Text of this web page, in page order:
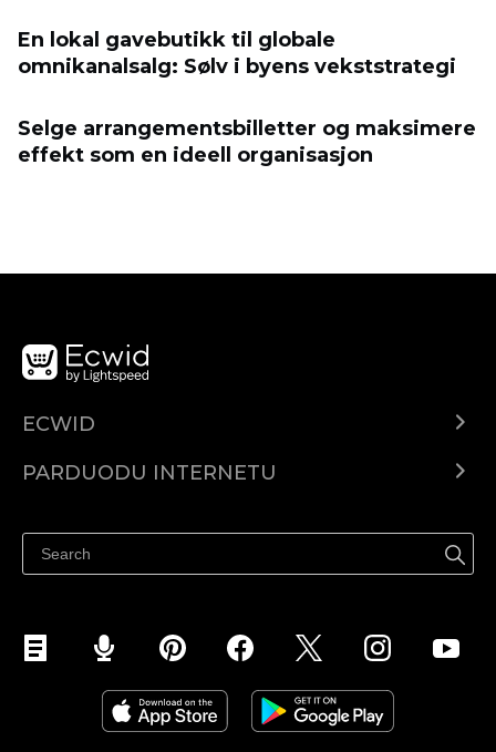
En lokal gavebutikk til globale
omnikanalsalg: Sølv i byens vekststrategi
Selge arrangementsbilletter og maksimere
effekt som en ideell organisasjon
ECWID
Kainodara
PARDUODU INTERNETU
Parduodu Facebook
Parduodu Instagram